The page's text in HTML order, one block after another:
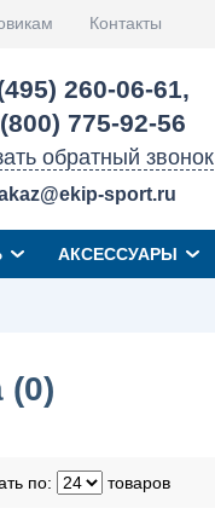
Контакты
260-06-61,
775-92-56
обратный звонок
sport.ru
АКСЕССУАРЫ
(0)
по: товаров